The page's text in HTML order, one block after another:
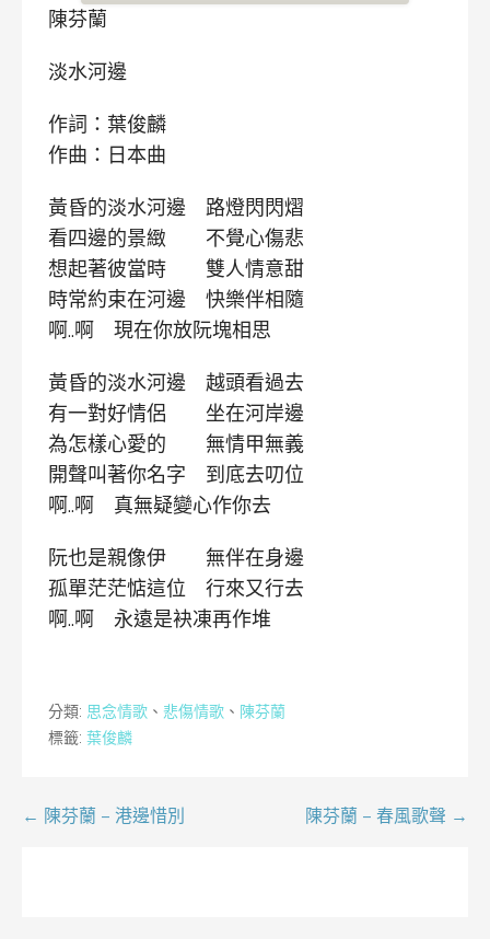
陳芬蘭
淡水河邊
作詞：葉俊麟
作曲：日本曲
黃昏的淡水河邊 路燈閃閃熠
看四邊的景緻 不覺心傷悲
想起著彼當時 雙人情意甜
時常約束在河邊 快樂伴相隨
啊..啊 現在你放阮塊相思
黃昏的淡水河邊 越頭看過去
有一對好情侶 坐在河岸邊
為怎樣心愛的 無情甲無義
開聲叫著你名字 到底去叨位
啊..啊 真無疑變心作你去
阮也是親像伊 無伴在身邊
孤單茫茫惦這位 行來又行去
啊..啊 永遠是袂凍再作堆
分類: 思念情歌 、 悲傷情歌 、 陳芬蘭
標籤: 葉俊麟
文← 陳芬蘭 – 港邊惜別 陳芬蘭 – 春風歌聲 →